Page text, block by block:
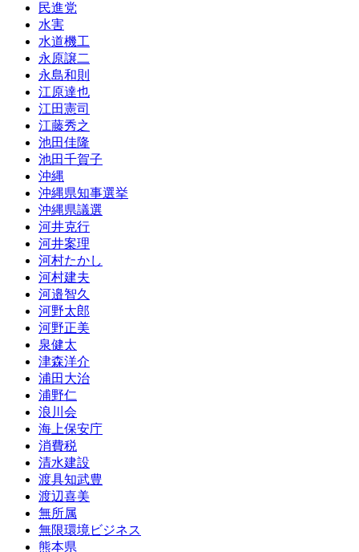
民進党
水害
水道機工
永原譲二
永島和則
江原達也
江田憲司
江藤秀之
池田佳隆
池田千賀子
沖縄
沖縄県知事選挙
沖縄県議選
河井克行
河井案理
河村たかし
河村建夫
河邉智久
河野太郎
河野正美
泉健太
津森洋介
浦田大治
浦野仁
浪川会
海上保安庁
消費税
清水建設
渡具知武豊
渡辺喜美
無所属
無限環境ビジネス
熊本県